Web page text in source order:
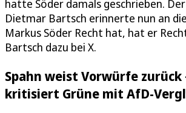
hatte Söder damals geschrieben.
Dietmar Bartsch erinnerte nun an
Markus Söder Recht hat, hat er
Bartsch dazu bei X.
Spahn weist Vorwürfe zurück
kritisiert Grüne mit AfD-